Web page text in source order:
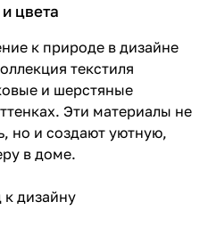
цвета
к природе в дизайне
текстиля
и шерстяные
Эти материалы не
но и создают уютную,
в доме.
дизайну